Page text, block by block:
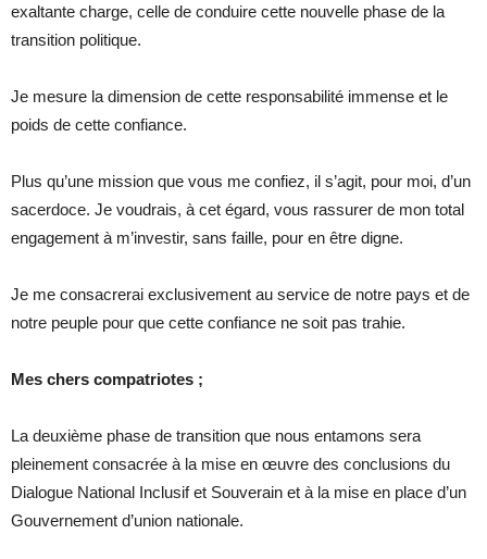
exaltante charge, celle de conduire cette nouvelle phase de la
transition politique.
Je mesure la dimension de cette responsabilité immense et le
poids de cette confiance.
Plus qu’une mission que vous me confiez, il s’agit, pour moi, d’un
sacerdoce. Je voudrais, à cet égard, vous rassurer de mon total
engagement à m’investir, sans faille, pour en être digne.
Je me consacrerai exclusivement au service de notre pays et de
notre peuple pour que cette confiance ne soit pas trahie.
Mes chers compatriotes ;
La deuxième phase de transition que nous entamons sera
pleinement consacrée à la mise en œuvre des conclusions du
Dialogue National Inclusif et Souverain et à la mise en place d’un
Gouvernement d’union nationale.